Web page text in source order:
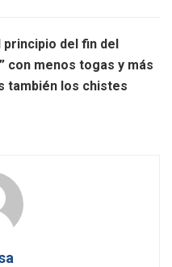
principio del fin del
con menos togas y más
también los chistes